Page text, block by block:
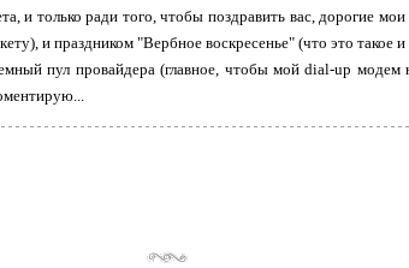
и только ради того, чтобы поздравить вас,
и праздником "Вербное воскресенье" (что это такое
пул провайдера (главное, чтобы мой dial-up модем